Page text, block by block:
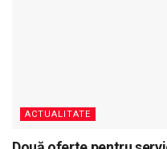
ACTUALITATE